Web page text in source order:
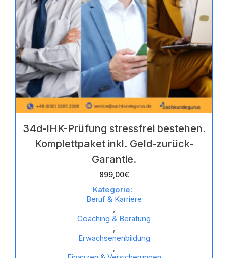
34d-IHK-Prüfung stressfrei bestehen.
Komplettpaket inkl. Geld-zurück-
Garantie.
899,00€
Kategorie:
Beruf & Karriere
,
Coaching & Beratung
,
Erwachsenenbildung
,